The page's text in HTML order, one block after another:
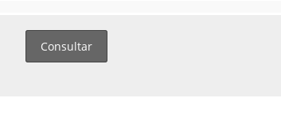
Consultar